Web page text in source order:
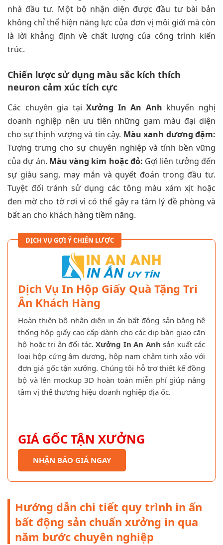
nhà đầu tư. Một bộ nhận diện được đầu tư bài bản
không chỉ thể hiện năng lực của đơn vị môi giới mà còn
là lời khẳng định về chất lượng của công trình kiến
trúc.
Chiến lược sử dụng màu sắc kích thích
neuron cảm xúc tích cực
Các chuyên gia tạiXưởng In An Anh khuyến nghị
doanh nghiệp nên ưu tiên những gam màu đại diện
cho sự thịnh vượng và tin cậy. Màu xanh dương đậm:
Tượng trưng cho sự chuyên nghiệp và tính bền vững
của dự án. Màu vàng kim hoặc đỏ: Gợi liên tưởng đến
sự giàu sang, may mắn và quyết đoán trong đầu tư.
Tuyệt đối tránh sử dụng các tông màu xám xịt hoặc
đen mờ cho tờ rơi vì có thể gây ra tâm lý đề phòng và
bất an cho khách hàng tiềm năng.
DỊCH VỤ GỢI Ý CHIẾN LƯỢC
Dịch Vụ In Hộp Giấy Quà Tặng Tri
Ân Khách Hàng
Hoàn thiện bộ nhận diện in ấn bất động sản bằng hệ
thống hộp giấy cao cấp dành cho các dịp bàn giao căn
hộ hoặc tri ân đối tác. Xưởng In An Anh sản xuất các
loại hộp cứng âm dương, hộp nam châm tinh xảo với
đơn giá gốc tận xưởng. Chúng tôi hỗ trợ thiết kế đồng
bộ và lên mockup 3D hoàn toàn miễn phí giúp nâng
tầm vị thế thương hiệu doanh nghiệp địa ốc.
GIÁ GỐC TẬN XƯỞNG
NHẬN BÁO GIÁ NGAY
Hướng dẫn chi tiết quy trình in ấn
bất động sản chuẩn xưởng in qua
năm bước chuyên nghiệp